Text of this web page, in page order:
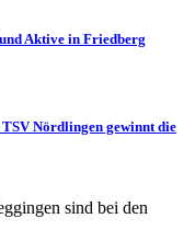
Aktive in Friedberg
Nördlingen gewinnt die